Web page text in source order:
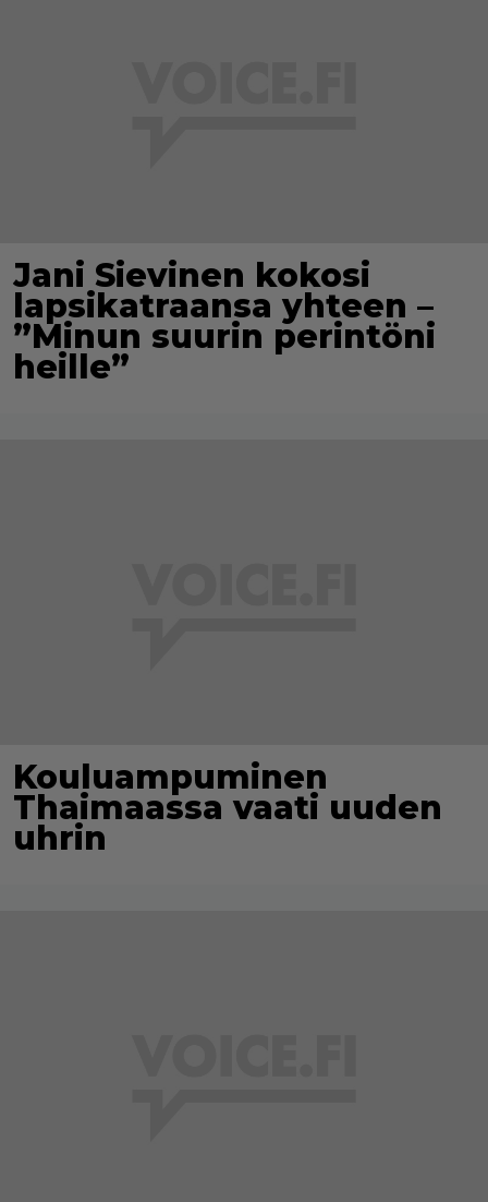
Jani Sievinen kokosi
lapsikatraansa yhteen –
”Minun suurin perintöni
heille”
Kouluampuminen
Thaimaassa vaati uuden
uhrin